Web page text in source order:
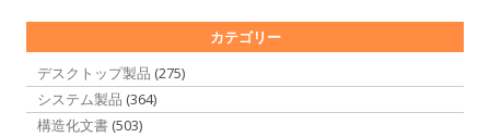
カテゴリー
デスクトップ製品 (275)
システム製品 (364)
構造化文書 (503)